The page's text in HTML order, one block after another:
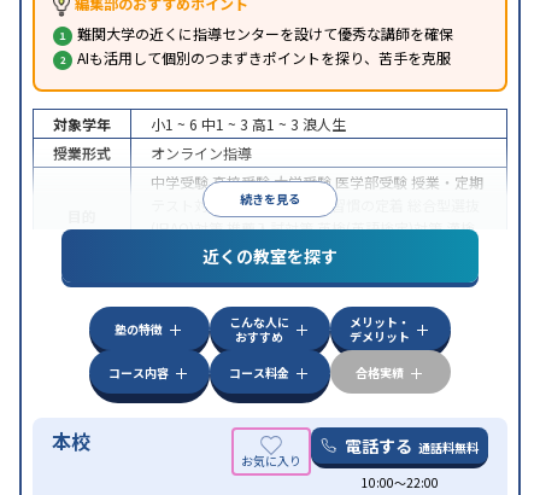
難関大学の近くに指導センターを設けて優秀な講師を確保
AIも活用して個別のつまずきポイントを探り、苦手を克服
続きを見る
対象学年 小1 ~ 6 中1 ~ 3 高1 ~ 3 浪人生
授業形式
オンライン指導
中学受験高校受験大学受験 医学部受験 授業・定期
テスト対策
内申点対策 学習習慣の定着
(旧AO)対策推薦入試対策英検(英語検定)対策漢検
(漢字検定)対策
中高一貫校生に対応成績保証制度あり授業の振替
可能不登校生に対応学習にPC・タブレットを利用
オンライン対応1科目から受講可能
近くの教室を探す
塾の特徴
こんな人に
おすすめ
メリット・
デメリット
コース内容
コース料金 合格実績
本校 電話する 通話料無料
10:00〜22:00